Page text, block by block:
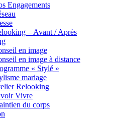
Engagements
– Avant / Après
en image
en image à distance
« Stylé »
mariage
Relooking
Vivre
du corps